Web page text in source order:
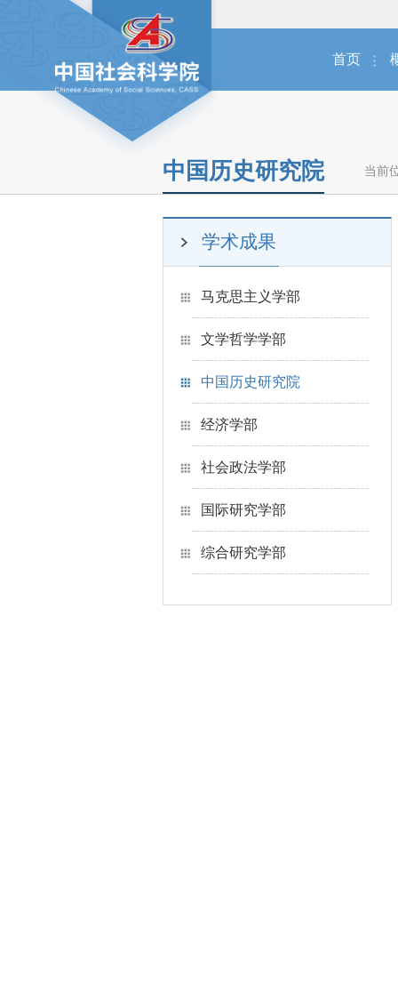
首页
中国历史研究院 当前
学术成果
马克思主义学部
文学哲学学部
中国历史研究院
经济学部
社会政法学部
国际研究学部
综合研究学部